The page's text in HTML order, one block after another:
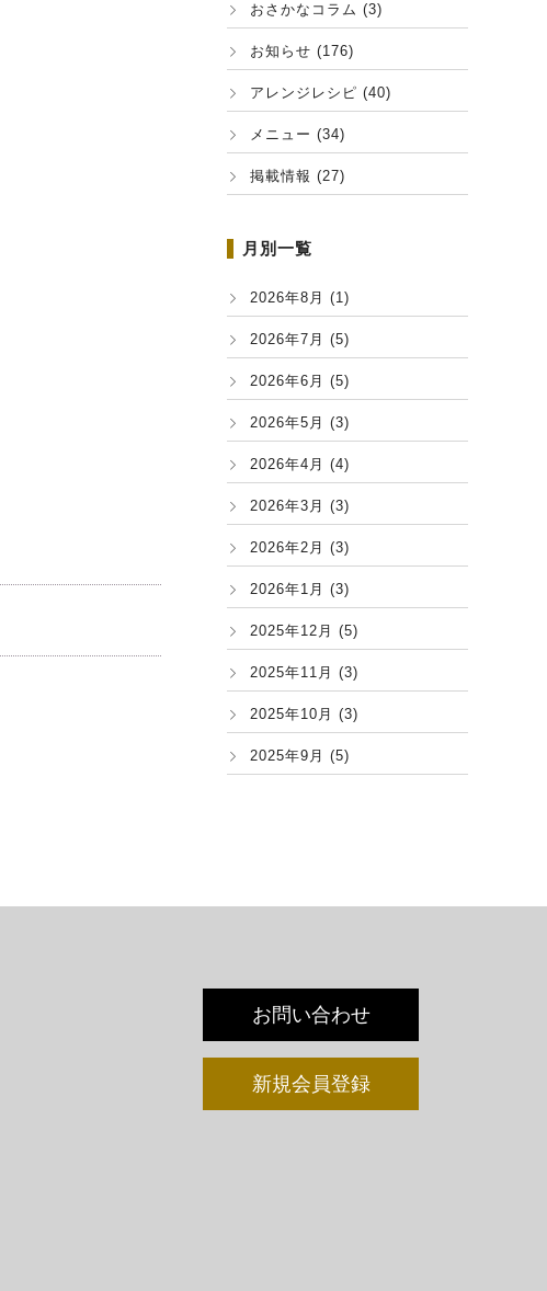
おさかなコラム (3)
お知らせ (176)
アレンジレシピ (40)
メニュー (34)
掲載情報 (27)
月別一覧
2026年8月 (1)
2026年7月 (5)
2026年6月 (5)
2026年5月 (3)
2026年4月 (4)
2026年3月 (3)
2026年2月 (3)
2026年1月 (3)
2025年12月 (5)
2025年11月 (3)
2025年10月 (3)
2025年9月 (5)
お問い合わせ
新規会員登録